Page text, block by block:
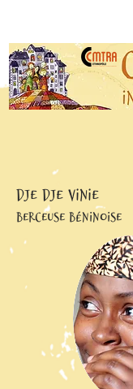
dje dje vinie
Berceuse Béninoise